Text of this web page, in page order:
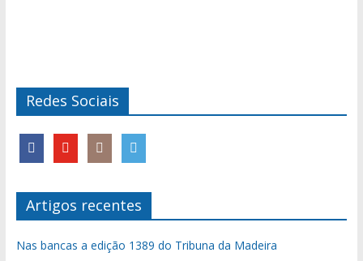
Redes Sociais
Artigos recentes
Nas bancas a edição 1389 do Tribuna da Madeira